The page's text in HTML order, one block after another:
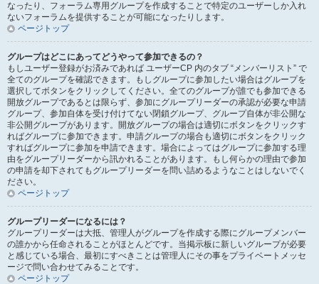
なったり、フォーラム専用グループを作成することで特定のユーザーしか入れ
ないフォーラムを提供することが可能になったりします。
ページトップ
グループはどこにあってどうやって参加できるの？
もしユーザー登録がお済みであれば ユーザーCP 内のタブ “メンバーリスト” で
全てのグループを確認できます。もしグループに参加したい場合はグループを
選択してボタンをクリックしてください。全てのグループが誰でも参加できる
開放グループであるとは限らず、参加にグループリーダーの承認が必要な申請
グループ、参加自体を受け付けてない閉鎖グループ、グループ自体が非公開な
非公開グループがあります。開放グループの場合は適切にボタンをクリックす
ればグループに参加できます。申請グループの場合も適切にボタンをクリック
すればグループに参加を申請できます。場合によってはグループに参加する理
由をグループリーダーから訊かれることがあります。もし何らかの理由で参加
の申請を却下されてもグループリーダーを問い詰めるようなことはしないでく
ださい。
ページトップ
グループリーダーになるには？
グループリーダーは大抵、管理人がグループを作成する際にグループメンバー
の誰かから任命されることがほとんどです。当掲示板に新しいグループが必要
と感じている場合、最初にすべきことは管理人にその事をプライベートメッセ
ージで問い合わせてみることです。
ページトップ